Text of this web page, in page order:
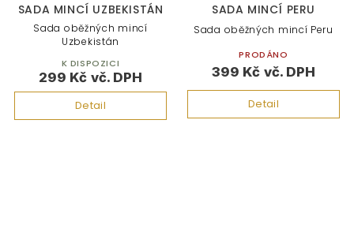
SADA MINCÍ UZBEKISTÁN
299 Kč
Detail
Sada oběžných mincí
Uzbekistán
K DISPOZICI
SADA MINCÍ PERU
399 Kč
Detail
Sada oběžných mincí Peru
PRODÁNO